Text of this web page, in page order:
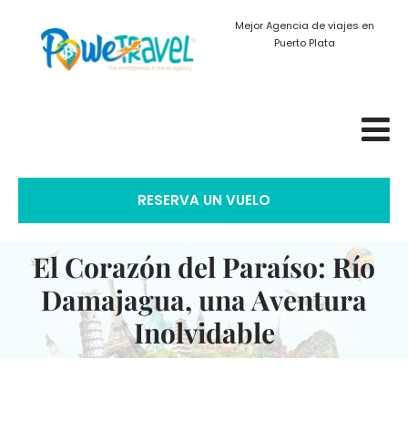
Mejor Agencia de viajes en
Puerto Plata
RESERVA UN VUELO
El Corazón del Paraíso: Río
Damajagua, una Aventura
Inolvidable